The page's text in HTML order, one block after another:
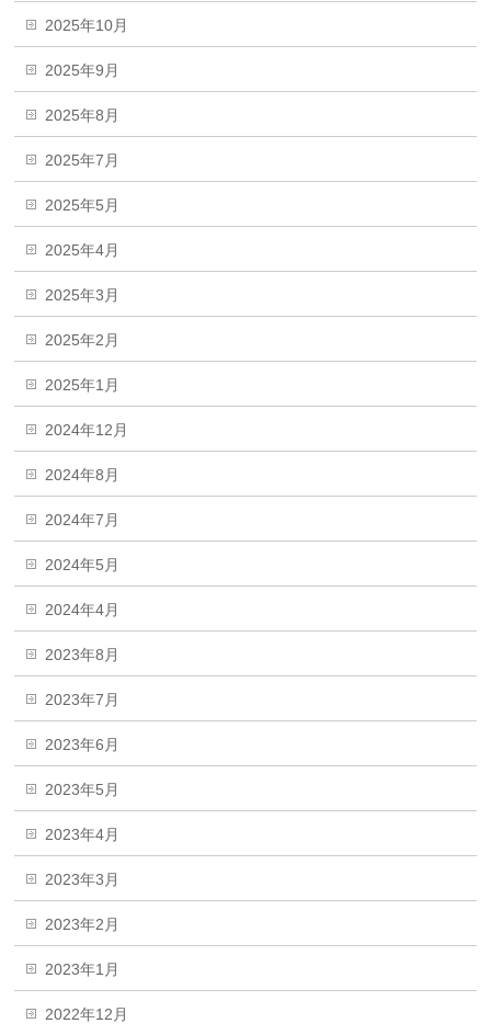
2025年10月
2025年9月
2025年8月
2025年7月
2025年5月
2025年4月
2025年3月
2025年2月
2025年1月
2024年12月
2024年8月
2024年7月
2024年5月
2024年4月
2023年8月
2023年7月
2023年6月
2023年5月
2023年4月
2023年3月
2023年2月
2023年1月
2022年12月